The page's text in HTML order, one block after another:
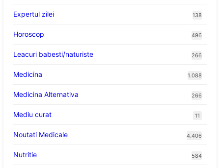
Expertul zilei 138
Horoscop 496
Leacuri babesti/naturiste 266
Medicina 1.088
Medicina Alternativa 266
Mediu curat 11
Noutati Medicale 4.406
Nutritie 584